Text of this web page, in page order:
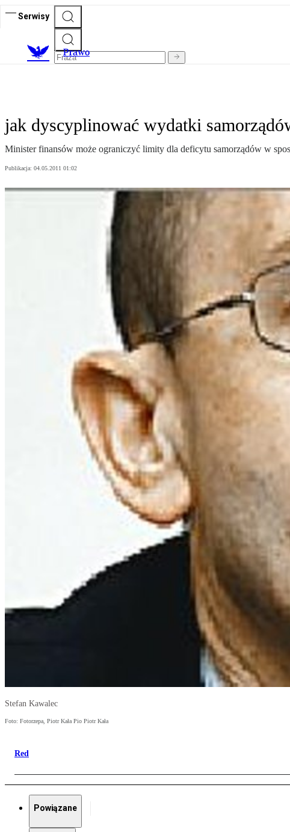
Serwisy
Prawo
jak dyscyplinować wydatki
Minister finansów może ograniczyć limity dla deficytu samorządów w
Publikacja: 04.05.2011 01:02
Stefan Kawalec
Foto: Fotorzepa, Piotr Kała Pio Piotr Kała
Red
Powiązane